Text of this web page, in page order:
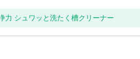
力 シュワッと洗たく槽クリーナー